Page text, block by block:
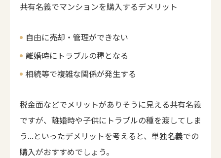
共有名義でマンションを購入するデメリット
自由に売却・管理ができない
離婚時にトラブルの種となる
相続等で複雑な関係が発生する
税金面などでメリットがありそうに見える共有名義
ですが、離婚時や子供にトラブルの種を渡してしま
う...といったデメリットを考えると、単独名義での
購入がおすすめでしょう。